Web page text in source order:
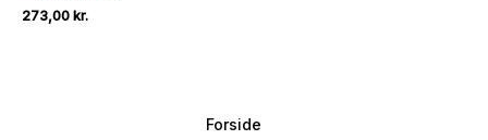
273,00 kr.
Forside